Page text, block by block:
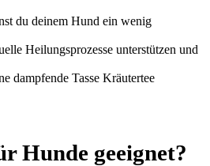
du deinem Hund ein wenig
Heilungsprozesse unterstützen und
dampfende Tasse Kräutertee
Hunde geeignet?